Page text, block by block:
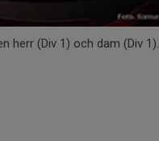
herr (Div 1) och dam (Div 1).